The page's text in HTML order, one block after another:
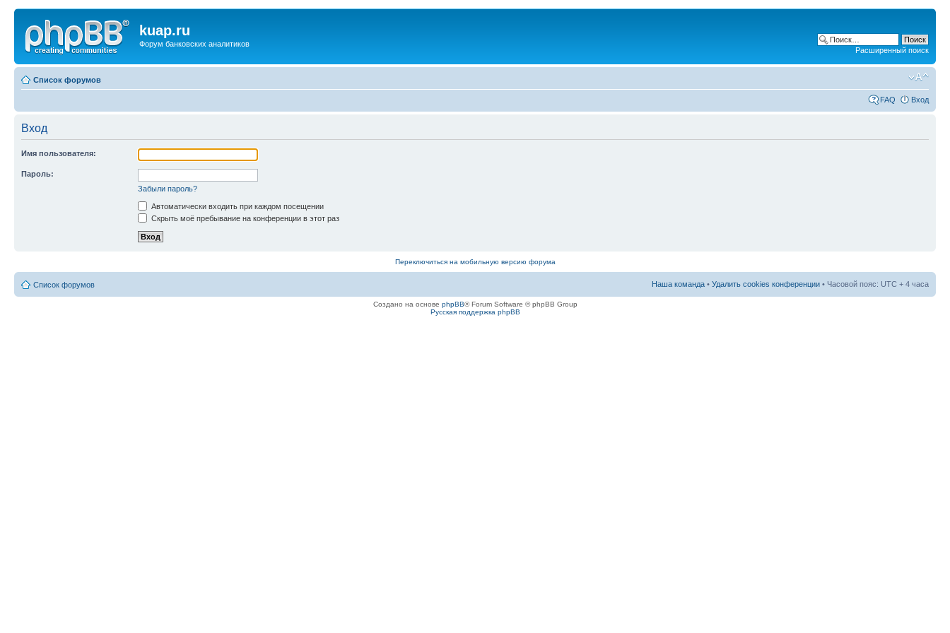
kuap.ru
Форум банковских аналитиков
Расширенный поиск
Список форумов
FAQ Вход
Вход
Имя пользователя:
Пароль:
Забыли пароль?
Автоматически входить при каждом посещении
Скрыть моё пребывание на конференции в этот раз
Переключиться на мобильную версию форума
Список форумов Наша команда • Удалить cookies конференции • Часовой пояс: UTC + 4 часа
Создано на основе phpBB® Forum Software © phpBB Group
Русская поддержка phpBB